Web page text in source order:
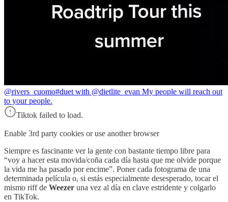
@rivers_cuomo#duet with @dietlite_evan My people will reach out
to your people.
Tiktok failed to load.
Enable 3rd party cookies or use another browser
Siempre es fascinante ver la gente con bastante tiempo libre para
“voy a hacer esta movida/coña cada día hasta que me olvide porque
la vida me ha pasado por encime”. Poner cada fotograma de una
determinada película o, si estás especialmente desesperado, tocar el
mismo riff de Weezer una vez al día en clave estridente y colgarlo
en TikTok.